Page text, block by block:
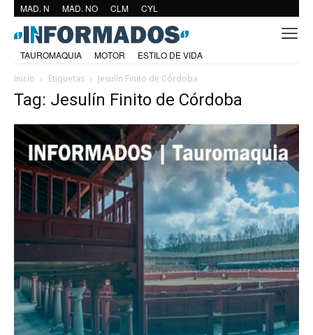
MAD. N MAD. NO CLM CYL
TAUROMAQUIA MOTOR
ESTILO DE VIDA
Inicio
Etiquetas Jesulín Finito de Córdoba
Tag: Jesulín Finito de Córdoba